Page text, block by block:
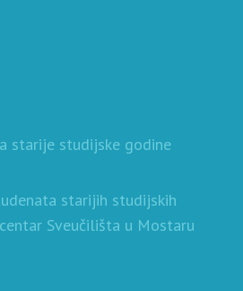
starije studijske godine
starijih studijskih
Sveučilišta u Mostaru